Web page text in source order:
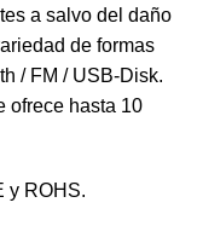
a salvo del daño
de formas
/ FM / USB-Disk.
ofrece hasta 10
y ROHS.